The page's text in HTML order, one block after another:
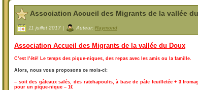
Association Accueil des Migrants de la vallée
11 juillet 2017 | Auteur: Raymond
Association Accueil des Migrants de la vallée du Doux
C’est l’été! Le temps des pique-niques, des repas avec les amis ou la famille.
Alors, nous vous proposons ce mois-ci:
– soit des gâteaux salés, des ratchapoulis, à base de pâte feuilletée + 3
pour un pique-nique – 1€